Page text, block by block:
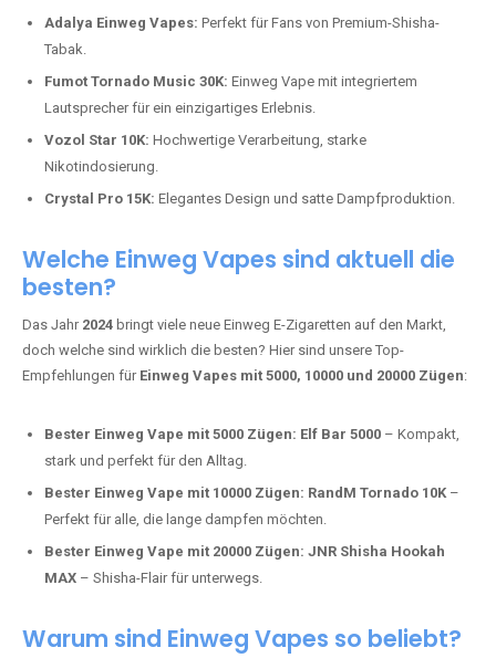
Adalya Einweg Vapes: Perfekt für Fans von Premium-Shisha-
Tabak.
Fumot Tornado Music 30K: Einweg Vape mit integriertem
Lautsprecher für ein einzigartiges Erlebnis.
Vozol Star 10K: Hochwertige Verarbeitung, starke
Nikotindosierung.
Crystal Pro 15K: Elegantes Design und satte Dampfproduktion.
Welche Einweg Vapes sind aktuell die
besten?
Das Jahr 2024 bringt viele neue Einweg E-Zigaretten auf den Markt,
doch welche sind wirklich die besten? Hier sind unsere Top-
Empfehlungen für Einweg Vapes mit 5000, 10000 und 20000 Zügen:
Bester Einweg Vape mit 5000 Zügen: Elf Bar 5000 – Kompakt,
stark und perfekt für den Alltag.
Bester Einweg Vape mit 10000 Zügen: RandM Tornado 10K –
Perfekt für alle, die lange dampfen möchten.
Bester Einweg Vape mit 20000 Zügen: JNR Shisha Hookah
MAX – Shisha-Flair für unterwegs.
Warum sind Einweg Vapes so beliebt?